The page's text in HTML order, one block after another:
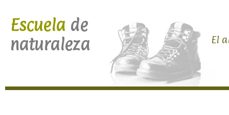
Escuela de
naturaleza
El